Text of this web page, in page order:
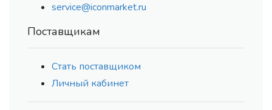
service@iconmarket.ru
Поставщикам
Стать поставщиком
Личный кабинет